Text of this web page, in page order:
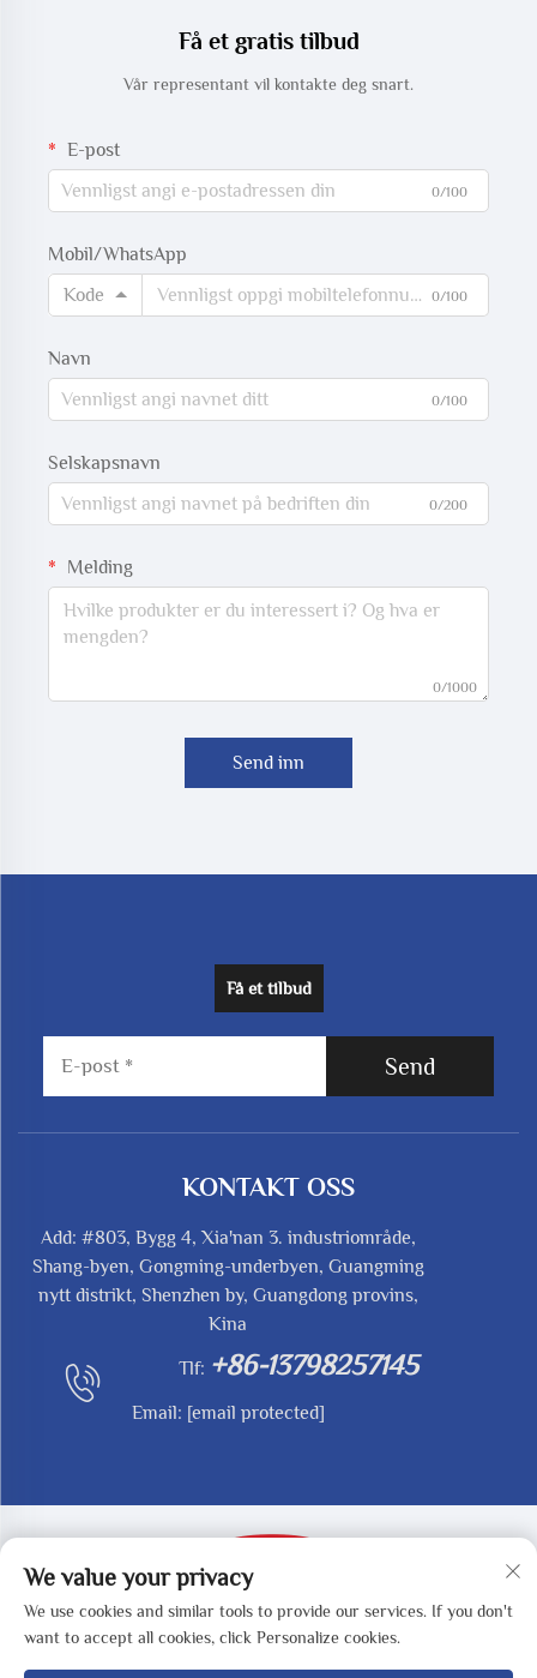
Få et gratis tilbud
Vår representant vil kontakte deg snart.
E-post
0/100
Mobil/WhatsApp
Kode
0/100
Navn
0/100
Selskapsnavn
0/200
Melding
0/1000
Send inn
Få et tilbud
Send
KONTAKT OSS
Add: #803, Bygg 4, Xia'nan 3. industriområde,
Shang-byen, Gongming-underbyen, Guangming
nytt distrikt, Shenzhen by, Guangdong provins,
Kina
Tlf: +86-13798257145
Email: [email protected]
Opphavsrett © 2025 av SHENZHEN REDY-MED
TECHNOLOGY CO.,LTD - Personvernpolicy
We value your privacy
We use cookies and similar tools to provide our services. If you don't
want to accept all cookies, click Personalize cookies.